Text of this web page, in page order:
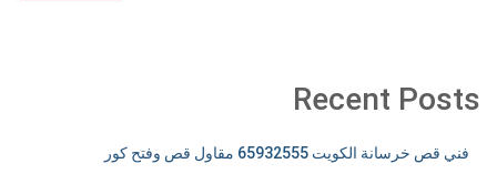
Recent Posts
فني قص خرسانة الكويت 65932555 مقاول قص وفتح كور